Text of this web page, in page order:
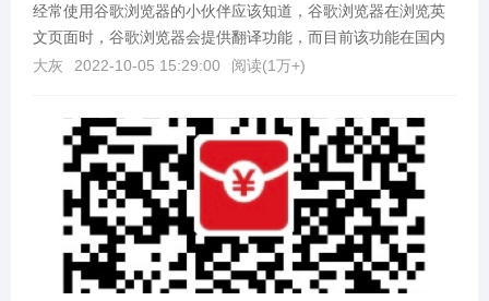
经常使用谷歌浏览器的小伙伴应该知道，谷歌浏览器在浏览英
文页面时，谷歌浏览器会提供翻译功能，而目前该功能在国内
无法使用了，这对经常使用到该功能的小伙伴来说非常不友...
大灰 2022-10-05 15:29:00 阅读(1万+)